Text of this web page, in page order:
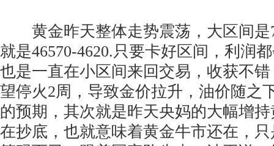
黄金昨天整体走势震荡，大区间是
就是46570-4620.只要卡好区间，利润
也是一直在小区间来回交易，收获不
望停火2周，导致金价拉升，油价随之
的预期，其次就是昨天央妈的大幅增
在抄底，也就意味着黄金牛市还在，